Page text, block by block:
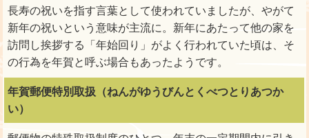
長寿の祝いを指す言葉として使われていましたが、やがて
新年の祝いという意味が主流に。新年にあたって他の家を
訪問し挨拶する「年始回り」がよく行われていた頃は、そ
の行為を年賀と呼ぶ場合もあったようです。
年賀郵便特別取扱（ねんがゆうびんとくべつとりあつか
い）